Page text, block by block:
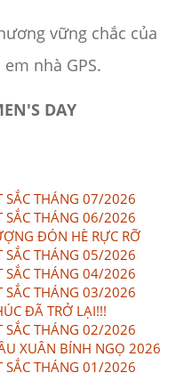
vững chắc của
nhà GPS.
DAY
SẮC THÁNG 07/2026
SẮC THÁNG 06/2026
ĐÓN HÈ RỰC RỠ
SẮC THÁNG 05/2026
SẮC THÁNG 04/2026
SẮC THÁNG 03/2026
ĐÃ TRỞ LẠI!!!
SẮC THÁNG 02/2026
XUÂN BÍNH NGỌ 2026
SẮC THÁNG 01/2026